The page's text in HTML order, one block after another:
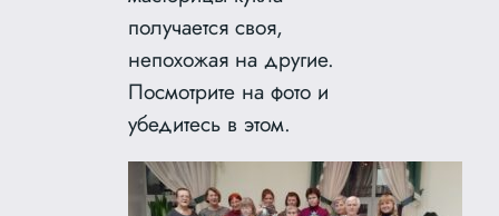
получается своя,
непохожая на другие.
Посмотрите на фото и
убедитесь в этом.